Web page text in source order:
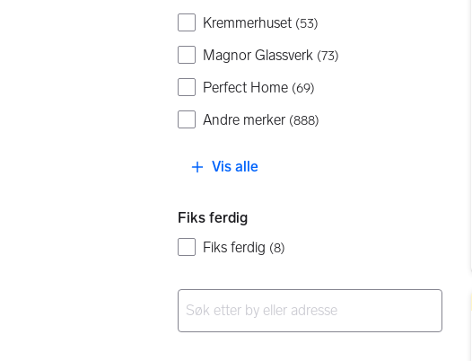
Kremmerhuset (53)
Magnor Glassverk (73)
Perfect Home (69)
Andre merker (888)
Vis alle
Fiks ferdig
Fiks ferdig (8)